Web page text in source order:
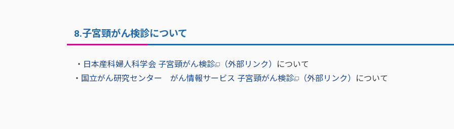
8.子宮頸がん検診について
・ 日本産科婦人科学会 子宮頸がん検診 （外部リンク）
について
・ 国立がん研究センター がん情報サービス 子宮頸がん検診 （外部リンク） について